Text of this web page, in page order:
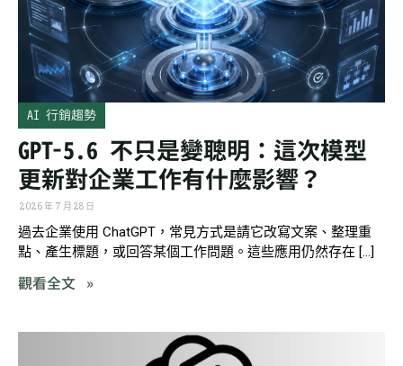
AI 行銷趨勢
GPT-5.6 不只是變聰明：這次模型
更新對企業工作有什麼影響？
2026 年 7 月 28 日
過去企業使用 ChatGPT，常見方式是請它改寫文案、整理重
點、產生標題，或回答某個工作問題。這些應用仍然存在 […]
觀看全文 »